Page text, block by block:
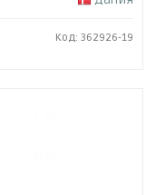
Код: 362926-19